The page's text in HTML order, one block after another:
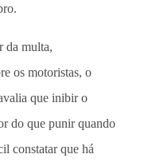
da multa,
os motoristas, o
que inibir o
do que punir quando
constatar que há